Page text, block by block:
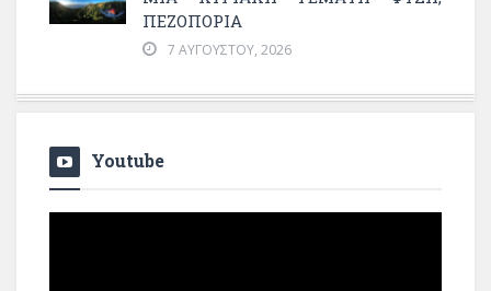
ΠΕΖΟΠΟΡΊΑ
7 ΑΥΓΟΎΣΤΟΥ, 2026
Youtube